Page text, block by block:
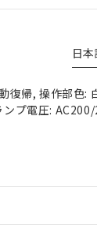
日本
復帰, 操作部色:
ンプ電圧: